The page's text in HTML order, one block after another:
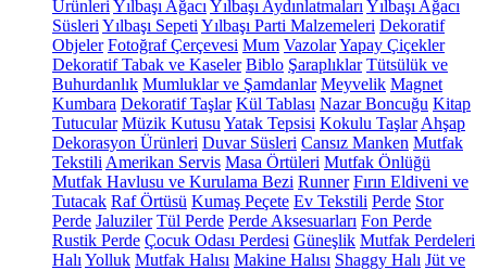
Ürünleri Yılbaşı Ağacı Yılbaşı Aydınlatmaları Yılbaşı Ağacı
Süsleri Yılbaşı Sepeti Yılbaşı Parti Malzemeleri Dekoratif
Objeler Fotoğraf Çerçevesi Mum VazolarYapay Çiçekler
Dekoratif Tabak ve Kaseler Biblo Şaraplıklar Tütsülük ve
Buhurdanlık Mumluklar ve Şamdanlar Meyvelik Magnet
Kumbara Dekoratif Taşlar Kül Tablası Nazar Boncuğu Kitap
Tutucular Müzik Kutusu Yatak Tepsisi Kokulu Taşlar Ahşap
Dekorasyon Ürünleri Duvar Süsleri Cansız Manken Mutfak
Tekstili Amerikan Servis Masa Örtüleri Mutfak Önlüğü
Mutfak Havlusu ve Kurulama Bezi Runner Fırın Eldiveni ve
Tutacak Raf Örtüsü Kumaş Peçete Ev Tekstili Perde Stor
Perde Jaluziler Tül Perde Perde Aksesuarları Fon Perde
Rustik Perde Çocuk Odası Perdesi Güneşlik Mutfak Perdeleri
Halı Yolluk Mutfak Halısı Makine Halısı Shaggy Halı Jüt ve